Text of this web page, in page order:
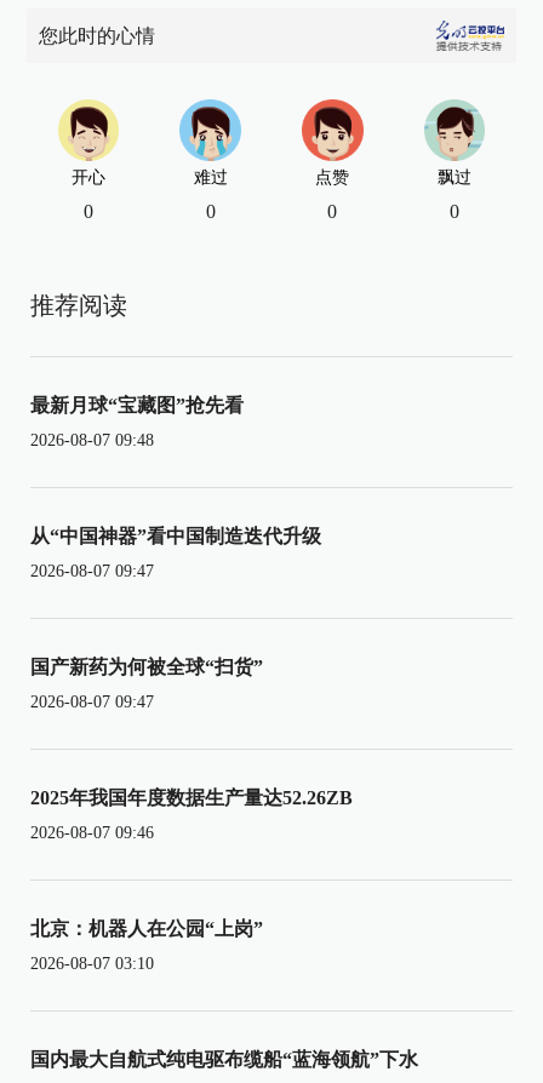
您此时的心情
开心
0
难过
0
点赞
0
飘过
0
推荐阅读
最新月球“宝藏图”抢先看
2026-08-07 09:48
从“中国神器”看中国制造迭代升级
2026-08-07 09:47
国产新药为何被全球“扫货”
2026-08-07 09:47
2025年我国年度数据生产量达52.26ZB
2026-08-07 09:46
北京：机器人在公园“上岗”
2026-08-07 03:10
国内最大自航式纯电驱布缆船“蓝海领航”下水